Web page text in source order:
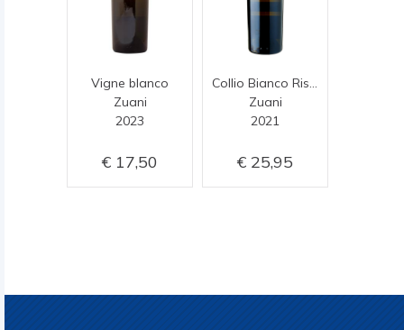
Vigne blanco
Zuani
2023
17,50
Zuani
2021
25,95